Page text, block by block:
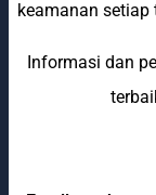
keamanan setiap
Informasi dan